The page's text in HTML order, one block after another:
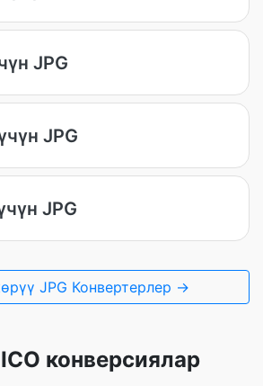
JPG
JPG
JPG
JPG Конвертерлер →
конверсиялар